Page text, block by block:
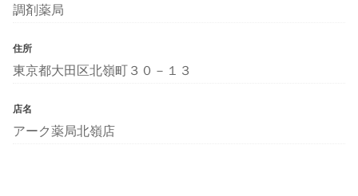
調剤薬局
住所
東京都大田区北嶺町３０－１３
店名
アーク薬局北嶺店